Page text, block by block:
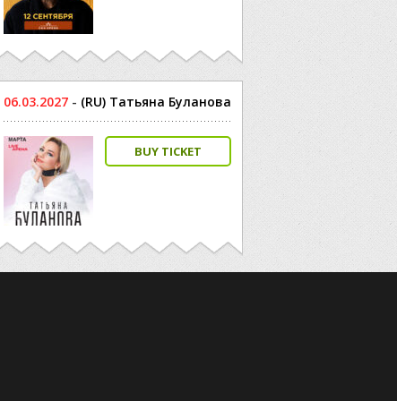
06.03.2027 - (RU) Татьяна Буланова
BUY TICKET